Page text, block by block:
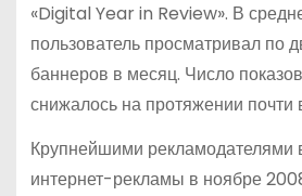
«Digital Year in Review». В
пользователь просматривал по
баннеров в месяц. Число
снижалось на протяжении почти
Крупнейшими рекламодателями
интернет-рекламы в ноябре